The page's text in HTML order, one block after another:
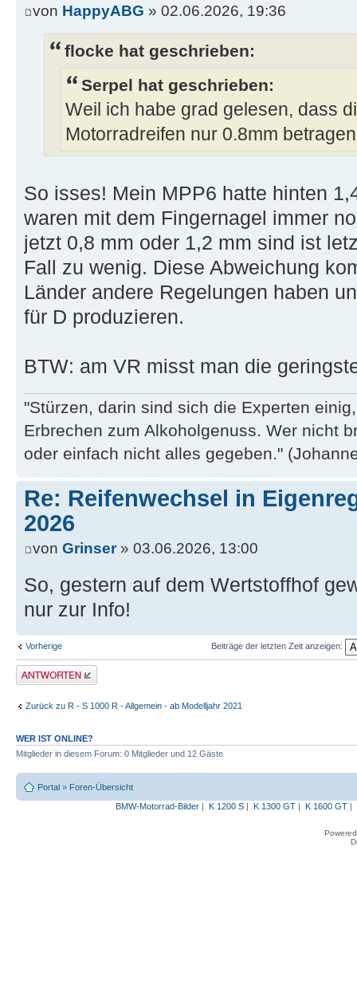
von HappyABG » 02.06.2026, 19:36
flocke hat geschrieben:
Serpel hat geschrieben:
Weil ich habe grad gelesen, dass
Motorradreifen nur 0.8mm betragen
So isses! Mein MPP6 hatte hinten
waren mit dem Fingernagel immer
jetzt 0,8 mm oder 1,2 mm sind ist
Fall zu wenig. Diese Abweichung
Länder andere Regelungen haben
für D produzieren.
BTW: am VR misst man die
"Stürzen, darin sind sich die Experten
Erbrechen zum Alkoholgenuss. Wer nicht
oder einfach nicht alles gegeben."
Re: Reifenwechsel in
2026
von Grinser» 03.06.2026, 13:00
So, gestern auf dem Wertstoffhof
nur zur Info!
Vorherige Beiträge der letzten Zeit anzeigen:
Antwort erstellen
Zurück zu R - S 1000 R - Allgemein - ab Modelljahr 2021
WER IST ONLINE?
Mitglieder in diesem Forum: 0 Mitglieder und 12 Gäste
Portal » Foren-Übersicht
BMW-Motorrad-Bilder| K 1200 S| K 1300 GT| K 1600 GT|